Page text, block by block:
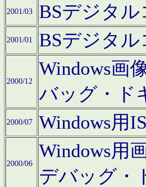
2001/03 BSデジタ
2001/01 BSデジタ
2000/12
Windows画
バッグ・ド
2000/07 Windows用
2000/06
Windows用
デバッグ・